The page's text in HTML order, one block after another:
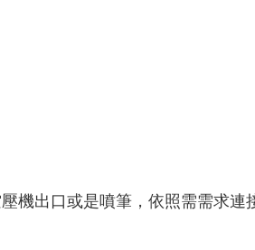
機出口或是噴筆，依照需需求連